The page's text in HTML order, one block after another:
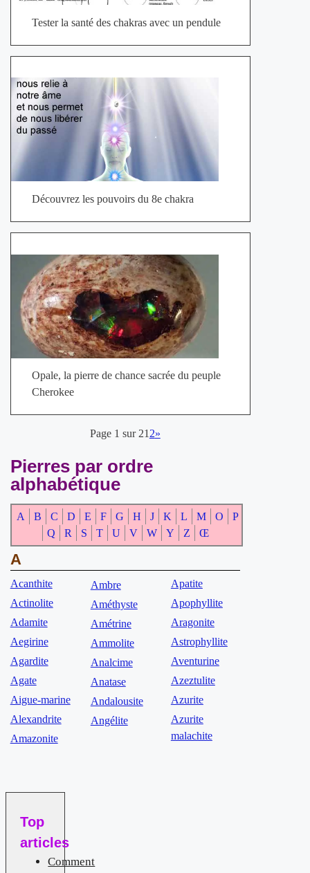
Tester la santé des chakras avec un pendule
Découvrez les pouvoirs du 8e chakra
Opale, la pierre de chance sacrée du peuple
Cherokee
Page 1 sur 212»
Pierres par ordre
alphabétique
A B C D E F G H J K L M O
P
Q
R S T U V W Y Z Œ
A
Acanthite
Actinolite
Adamite
Aegirine
Agardite
Agate
Aigue-marine
Alexandrite
Amazonite
Ambre
Améthyste
Amétrine
Ammolite
Analcime
Anatase
Andalousite
Angélite
Apatite
Apophyllite
Aragonite
Astrophyllite
Aventurine
Azeztulite
Azurite
Azurite
malachite
Top
articles
Comment